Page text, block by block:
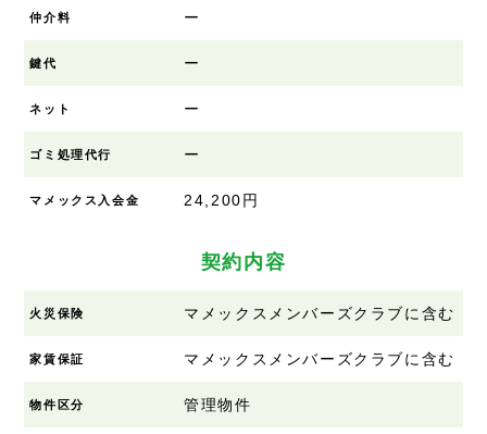
仲介料 ー
鍵代 ー
ネット ー
ゴミ処理代行 ー
マメックス入会金 24,200円
契約内容
火災保険 マメックスメンバーズクラブに含む
家賃保証 マメックスメンバーズクラブに含む
物件区分 管理物件